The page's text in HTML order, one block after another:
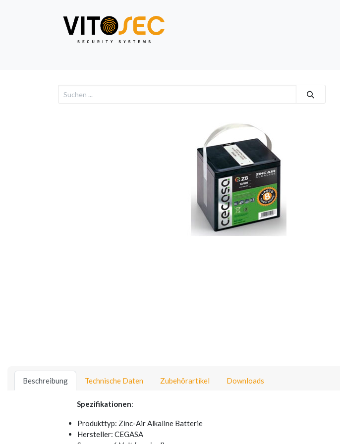
Video Alarm
Beschreibung Technische Daten Zubehörartikel Downloads
Spezifikationen:
Produkttyp: Zinc-Air Alkaline Batterie
Hersteller: CEGASA